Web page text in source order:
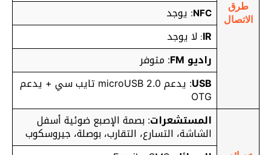
طرق
الاتصال
NFC
: يوجد
IR
: لا يوجد
راديو FM
: متوفر
USB
: يدعم microUSB 2.0 تايب سي + يدعم
OTG
المستشعرات: بصمة الإصبع ضوئية أسفل
الشاشة، التسارع، التقارب، بوصلة، جيروسكوب